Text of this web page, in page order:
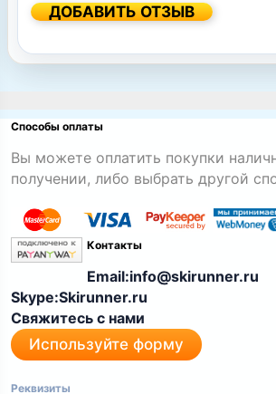
ДОБАВИТЬ ОТЗЫВ
Способы оплаты
Вы можете оплатить покупки
получении, либо выбрать другой
Контакты
Email:info@skirunner.ru
Skype:Skirunner.ru
Свяжитесь с нами
Используйте форму
Реквизиты